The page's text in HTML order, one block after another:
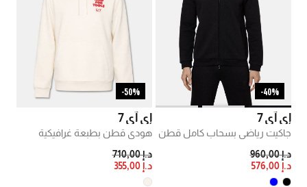
40%-
إي آي 7
جاكيت رياضي بسحاب كامل قطن
PRICE REDUCED FROM
د.إ 960,00
TO
د.إ 576,00
50%-
إي آي 7
هودي قطن بطبعة غرافيكية
PRICE REDUCED FROM
د.إ 710,00
TO
د.إ 355,00